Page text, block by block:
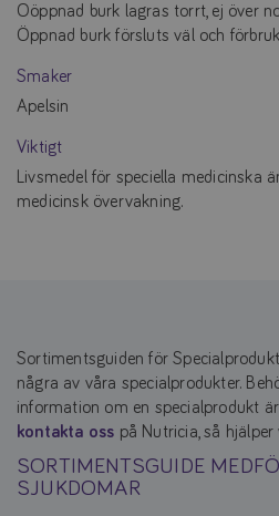
Oöppnad burk lagras torrt, ej över
Öppnad burk försluts väl och
Smaker
Apelsin
Viktigt
Livsmedel för speciella medicinska
medicinsk övervakning.
Sortimentsguiden för
några av våra specialprodukter.
information om en specialprodukt
kontakta oss på Nutricia, så hjälper
SORTIMENTSGUIDE
SJUKDOMAR